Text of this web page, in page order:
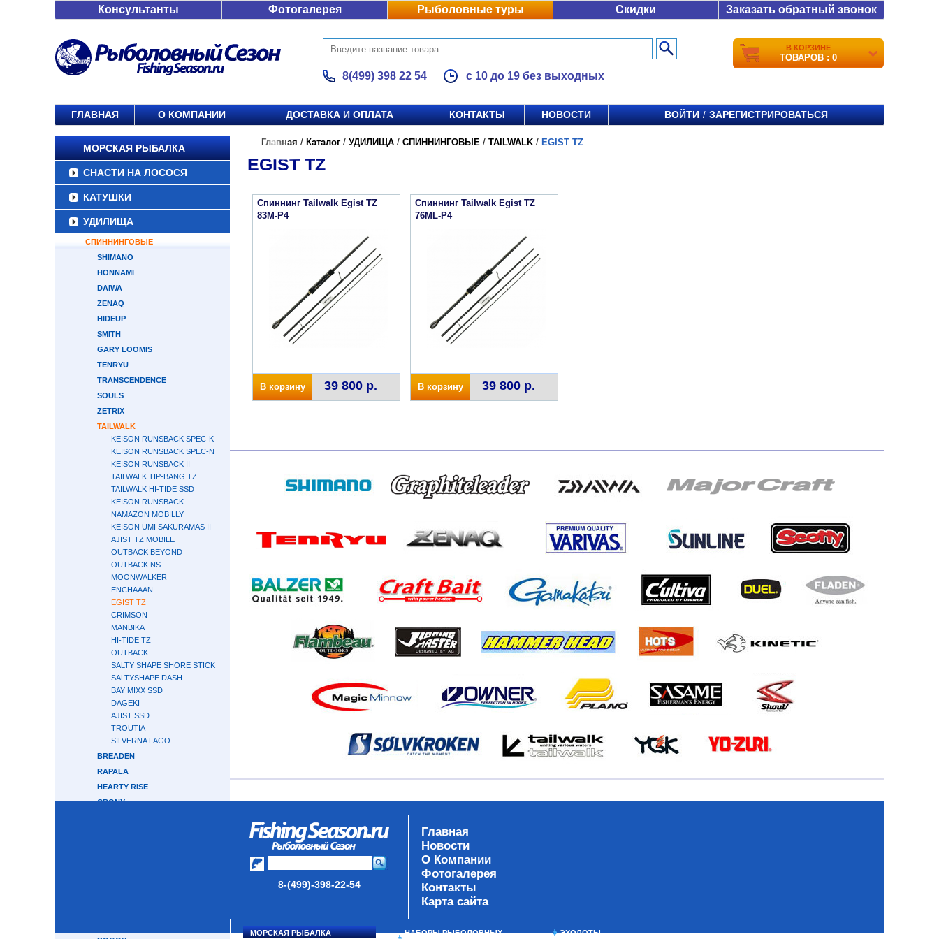
Консультанты Фотогалерея Рыболовные туры Скидки Заказать обратный звонок
8(499) 398 22 54 с 10 до 19 без выходных
В КОРЗИНЕ
ТОВАРОВ : 0
ГЛАВНАЯ О КОМПАНИИ ДОСТАВКА И ОПЛАТА КОНТАКТЫ НОВОСТИ ВОЙТИ / ЗАРЕГИСТРИРОВАТЬСЯ
МОРСКАЯ РЫБАЛКА
СНАСТИ НА ЛОСОСЯ
КАТУШКИ
УДИЛИЩА
СПИННИНГОВЫЕ
SHIMANO
HONNAMI
DAIWA
ZENAQ
HIDEUP
SMITH
GARY LOOMIS
TENRYU
TRANSCENDENCE
SOULS
ZETRIX
TAILWALK
KEISON RUNSBACK SPEC-K
KEISON RUNSBACK SPEC-N
KEISON RUNSBACK II
TAILWALK TIP-BANG TZ
TAILWALK HI-TIDE SSD
KEISON RUNSBACK
NAMAZON MOBILLY
KEISON UMI SAKURAMAS II
AJIST TZ MOBILE
OUTBACK BEYOND
OUTBACK NS
MOONWALKER
ENCHAAAN
EGIST TZ
CRIMSON
MANBIKA
HI-TIDE TZ
OUTBACK
SALTY SHAPE SHORE STICK
SALTYSHAPE DASH
BAY MIXX SSD
DAGEKI
AJIST SSD
TROUTIA
SILVERNA LAGO
BREADEN
RAPALA
HEARTY RISE
CRONY
Главная / Каталог / УДИЛИЩА / СПИННИНГОВЫЕ / TAILWALK / EGIST TZ
EGIST TZ
Спиннинг Tailwalk Egist TZ
83M-P4
В корзину 39 800 р.
Спиннинг Tailwalk Egist TZ
76ML-P4
В корзину 39 800 р.
8-(499)-398-22-54
Главная
Новости
О Компании
Фотогалерея
Контакты
Карта сайта
МОРСКАЯ РЫБАЛКА
НАБОРЫ РЫБОЛОВНЫХ
ЭХОЛОТЫ